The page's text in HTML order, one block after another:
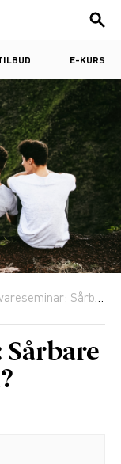
E-KURS
Sårbare gutter – ser vi dem?